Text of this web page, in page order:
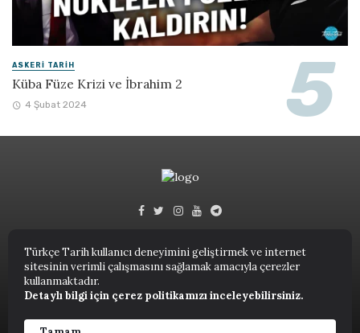
Türkçe Tarih kullanıcı deneyimini geliştirmek ve internet
sitesinin verimli çalışmasını sağlamak amacıyla çerezler
kullanmaktadır.
Detaylı bilgi için çerez politikamızı inceleyebilirsiniz.
ASKERI TARIH
Küba Füze Krizi ve İbrahim 2
4 Şubat 2024
Türkçe Tarih © 2023.
TARIH TERIMLERI SÖZLÜĞÜ